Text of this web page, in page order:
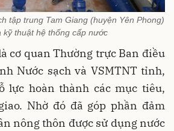
tập trung Tam Giang (huyện Yên Phong)
kỹ thuật hệ thống cấp nước
cơ quan Thường trực Ban điều
Nước sạch và VSMTNT tỉnh,
lực hoàn thành các mục tiêu,
Nhờ đó đã góp phần đảm
nông thôn được sử dụng nước